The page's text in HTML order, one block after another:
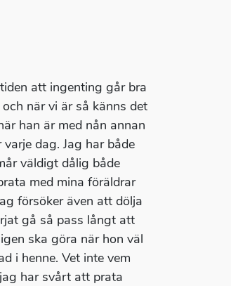
att ingenting går bra
när vi är så känns det
han är med nån annan
dag. Jag har både
väldigt dålig både
med mina föräldrar
försöker även att dölja
gå så pass långt att
ska göra när hon väl
i henne. Vet inte vem
har svårt att prata